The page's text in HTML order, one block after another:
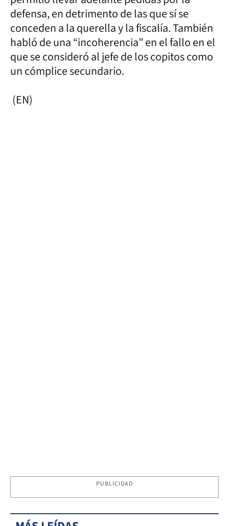
defensa, en detrimento de las que sí se
conceden a la querella y la fiscalía. También
habló de una “incoherencia” en el fallo en el
que se consideró al jefe de los copitos como
un cómplice secundario.
(EN)
PUBLICIDAD